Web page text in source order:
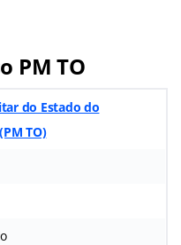
PM TO
do Estado do
TO)